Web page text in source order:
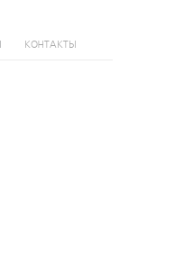
КОНТАКТЫ